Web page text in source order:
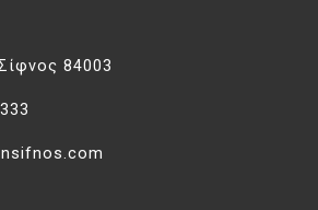
84003